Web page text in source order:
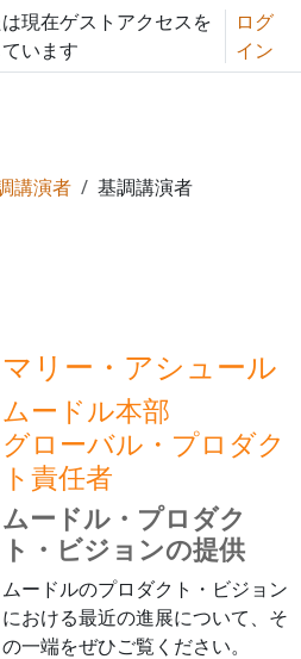
する
る
現在ゲストアクセスを
います
ログ
イン
講演者 基調講演者
マリー・アシュール
ムードル本部
グローバル・プロダク
ト責任者
ムードル・プロダク
ト・ビジョンの提供
ムードルのプロダクト・ビジョン
における最近の進展について、そ
の一端をぜひご覧ください。